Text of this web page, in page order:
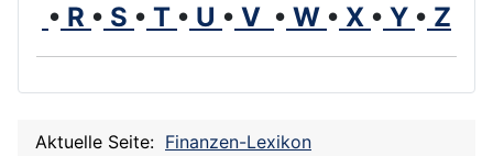
• R • S • T • U • V • W • X • Y • Z
Aktuelle Seite: Finanzen-Lexikon